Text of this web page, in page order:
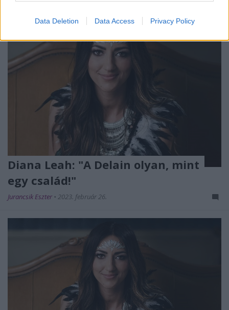
Data Deletion Data Access Privacy Policy
Diana Leah: "A Delain olyan, mint
egy család!"
Jurancsik Eszter • 2023. február 26.